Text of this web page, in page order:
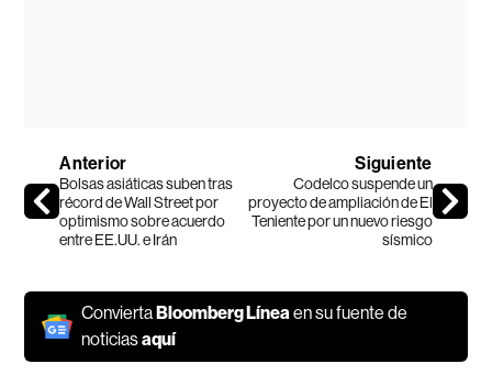
Anterior
Bolsas asiáticas suben tras
récord de Wall Street por
optimismo sobre acuerdo
entre EE.UU. e Irán
Siguiente
Codelco suspende un
proyecto de ampliación de El
Teniente por un nuevo riesgo
sísmico
ConviertaBloomberg Líneaen su fuente de
noticiasaquí